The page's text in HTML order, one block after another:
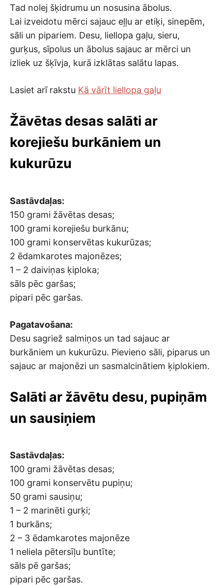
Tad nolej šķidrumu un nosusina ābolus.
Lai izveidotu mērci sajauc eļļu ar etiķi, sinepēm,
sāli un pipariem. Desu, liellopa gaļu, sieru,
gurķus, sīpolus un ābolus sajauc ar mērci un
izliek uz šķīvja, kurā izklātas salātu lapas.
Lasiet arī rakstu Kā vārīt liellopa gaļu
Žāvētas desas salāti ar
korejiešu burkāniem un
kukurūzu
Sastāvdaļas:
150 grami žāvētas desas;
100 grami korejiešu burkānu;
100 grami konservētas kukurūzas;
2 ēdamkarotes majonēzes;
1 – 2 daiviņas ķiploka;
sāls pēc garšas;
pipari pēc garšas.
Pagatavošana:
Desu sagriež salmiņos un tad sajauc ar
burkāniem un kukurūzu. Pievieno sāli, piparus un
sajauc ar majonēzi un sasmalcinātiem ķiplokiem.
Salāti ar žāvētu desu, pupiņām
un sausiņiem
Sastāvdaļas:
100 grami žāvētas desas;
100 grami konservētu pupiņu;
50 grami sausiņu;
1 – 2 marinēti gurķi;
1 burkāns;
2 – 3 ēdamkarotes majonēze
1 neliela pētersīļu buntīte;
sāls pē garšas;
pipari pēc garšas.